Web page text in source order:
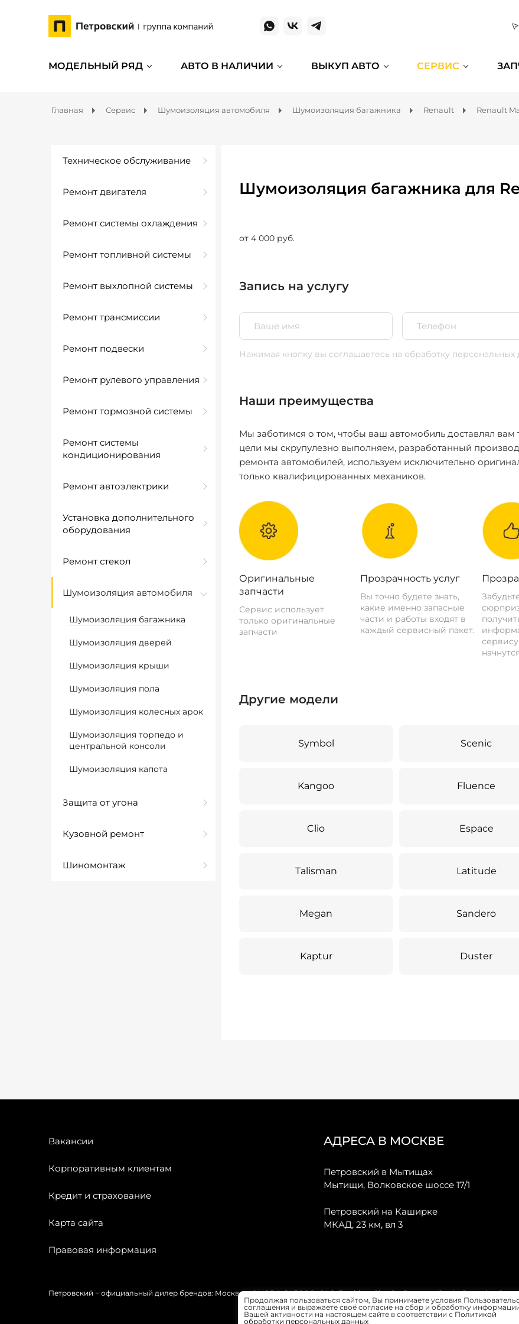
МОДЕЛЬНЫЙ РЯД АВТО В НАЛИЧИИ ВЫКУП АВТО СЕРВИС
Главная Сервис Шумоизоляция автомобиля Шумоизоляция багажника Renault Renault
Техническое обслуживание
Ремонт двигателя
Ремонт системы охлаждения
Ремонт топливной системы
Ремонт выхлопной системы
Ремонт трансмиссии
Ремонт подвески
Ремонт рулевого управления
Ремонт тормозной системы
Ремонт системы
кондиционирования
Ремонт автоэлектрики
Установка дополнительного
оборудования
Ремонт стекол
Шумоизоляция автомобиля
Шумоизоляция багажника
Шумоизоляция дверей
Шумоизоляция крыши
Шумоизоляция пола
Шумоизоляция колесных арок
Шумоизоляция торпедо и
центральной консоли
Шумоизоляция капота
Защита от угона
Кузовной ремонт
Шиномонтаж
Шумоизоляция багажника для
от 4 000 руб.
Запись на услугу
Нажимая кнопку вы соглашаетесь на обработку персональных
Наши преимущества
Мы заботимся о том, чтобы ваш автомобиль доставлял вам
цели мы скрупулезно выполняем, разработанный
ремонта автомобилей, используем исключительно
только квалифицированных механиков.
Оригинальные
запчасти
Сервис использует
только оригинальные
запчасти
Прозрачность услуг
Вы точно будете знать,
какие именно запасные
части и работы входят в
каждый сервисный пакет.
Другие модели
Symbol Scenic
Kangoo Fluence
Clio Espace
Talisman Latitude
Megan Sandero
Kaptur Duster
Вакансии
Корпоративным клиентам
Кредит и страхование
Карта сайта
Правовая информация
АДРЕСА В МОСКВЕ
Петровский в Мытищах
Мытищи, Волковское шоссе 17/1
Петровский на Каширке
МКАД, 23 км, вл 3
Петровский − официальный дилер брендов: Москвич, OMODA, JAECOO, GAC, Forthing, Citroёn, Peugeot, Opel и Renault в
Продолжая пользоваться сайтом, Вы принимаете условия
соглашения и выражаете своё согласие на сбор и обработку
Вашей активности на настоящем сайте в соответствии с Политикой
обработки персональных данных